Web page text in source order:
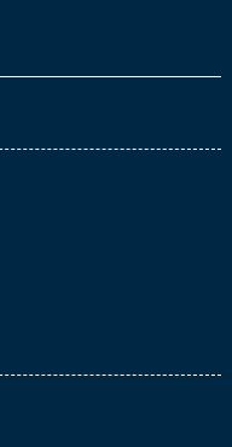
江西省新余市渝水区北湖西路浪琴售后服务中心（需提前预约）